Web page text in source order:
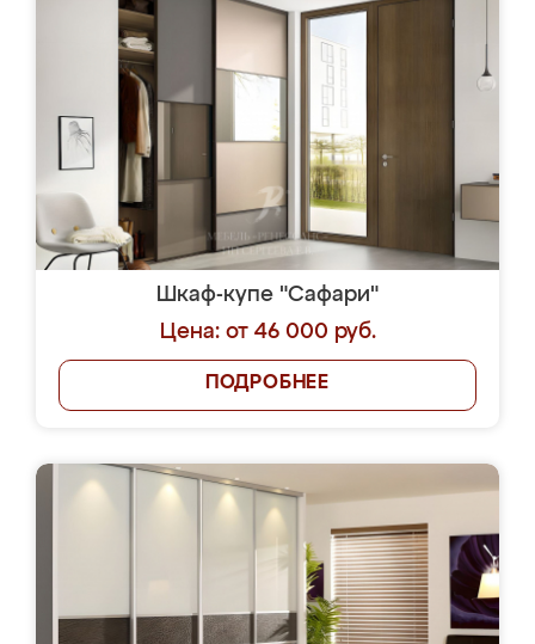
Шкаф-купе "Сафари"
Цена: от 46 000 руб.
ПОДРОБНЕЕ